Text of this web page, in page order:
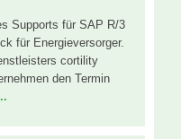
Supports für SAP R/3
für Energieversorger.
cortility
den Termin